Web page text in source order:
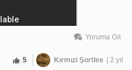
Yoruma Git
5 Kırmızi Şortlee | 2 yıl